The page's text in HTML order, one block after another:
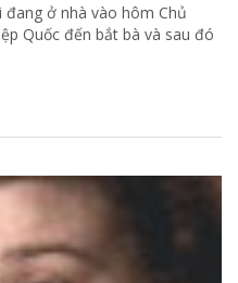
đang ở nhà vào hôm Chủ
Quốc đến bắt bà và sau đó